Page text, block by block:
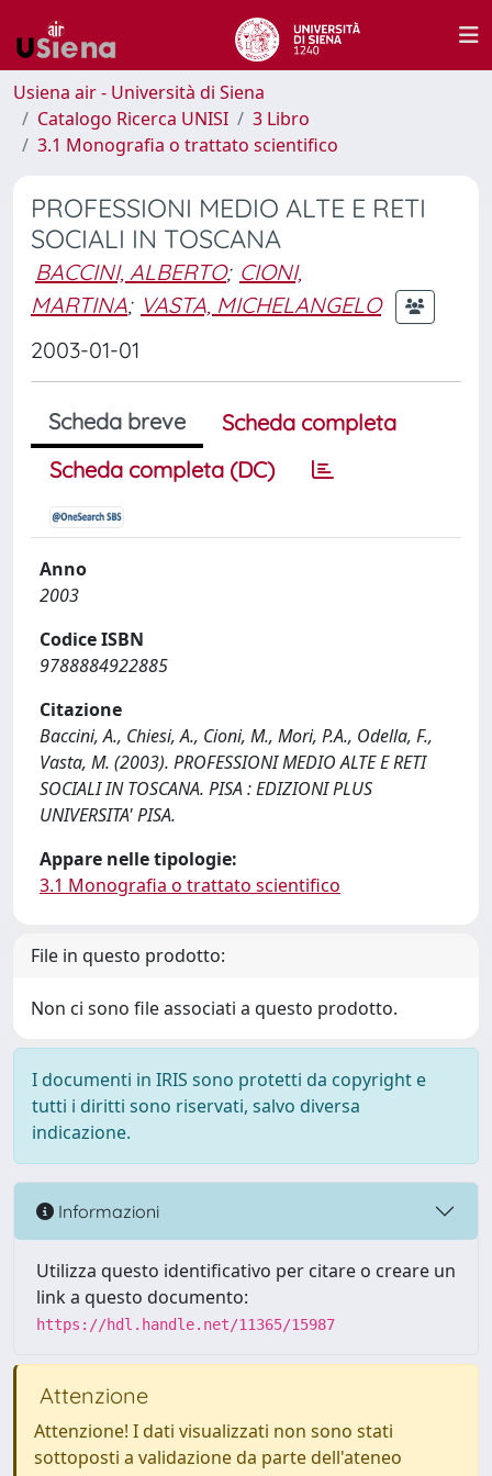
Usiena air - Università di Siena
Catalogo Ricerca UNISI
3 Libro
3.1 Monografia o trattato scientifico
PROFESSIONI MEDIO ALTE E RETI
SOCIALI IN TOSCANA
BACCINI, ALBERTO; CIONI,
MARTINA; VASTA, MICHELANGELO
2003-01-01
Scheda breve
Scheda completa
Scheda completa (DC)
Anno
2003
Codice ISBN
9788884922885
Citazione
Baccini, A., Chiesi, A., Cioni, M., Mori, P.A., Odella, F.,
Vasta, M. (2003). PROFESSIONI MEDIO ALTE E RETI
SOCIALI IN TOSCANA. PISA : EDIZIONI PLUS
UNIVERSITA' PISA.
Appare nelle tipologie:
3.1 Monografia o trattato scientifico
File in questo prodotto:
Non ci sono file associati a questo prodotto.
I documenti in IRIS sono protetti da copyright e
tutti i diritti sono riservati, salvo diversa
indicazione.
Informazioni
Utilizza questo identificativo per citare o creare un
link a questo documento:
https://hdl.handle.net/11365/15987
Attenzione
Attenzione! I dati visualizzati non sono stati
sottoposti a validazione da parte dell'ateneo